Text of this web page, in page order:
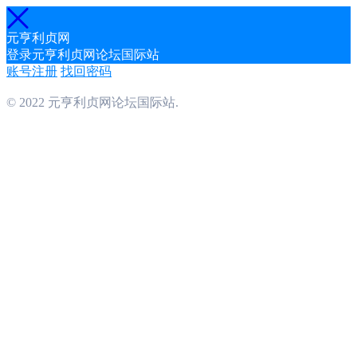
元亨利贞网
登录元亨利贞网论坛国际站
账号注册 找回密码
© 2022 元亨利贞网论坛国际站.